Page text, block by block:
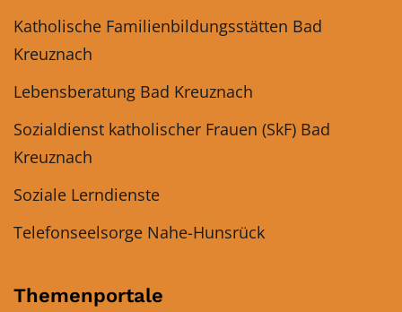
Katholische Familienbildungsstätten Bad
Kreuznach
Lebensberatung Bad Kreuznach
Sozialdienst katholischer Frauen (SkF) Bad
Kreuznach
Soziale Lerndienste
Telefonseelsorge Nahe-Hunsrück
Themenportale